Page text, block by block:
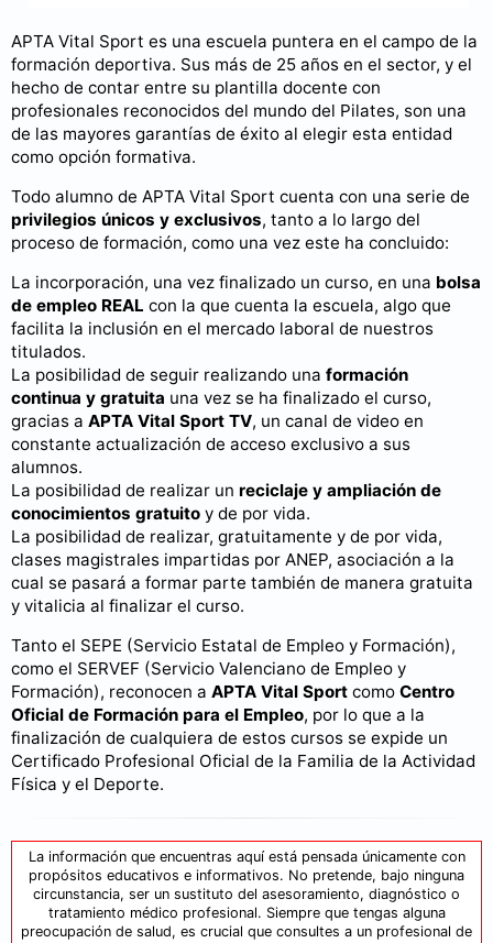
APTA Vital Sport es una escuela puntera en el campo de la
formación deportiva. Sus más de 25 años en el sector, y el
hecho de contar entre su plantilla docente con
profesionales reconocidos del mundo del Pilates, son una
de las mayores garantías de éxito al elegir esta entidad
como opción formativa.
Todo alumno de APTA Vital Sport cuenta con una serie de
privilegios únicos y exclusivos, tanto a lo largo del
proceso de formación, como una vez este ha concluido:
La incorporación, una vez finalizado un curso, en una bolsa
de empleo REAL con la que cuenta la escuela, algo que
facilita la inclusión en el mercado laboral de nuestros
titulados.
La posibilidad de seguir realizando una formación
continua y gratuita una vez se ha finalizado el curso,
gracias a APTA Vital Sport TV, un canal de video en
constante actualización de acceso exclusivo a sus
alumnos.
La posibilidad de realizar un reciclaje y ampliación de
conocimientos gratuito y de por vida.
La posibilidad de realizar, gratuitamente y de por vida,
clases magistrales impartidas por ANEP, asociación a la
cual se pasará a formar parte también de manera gratuita
y vitalicia al finalizar el curso.
Tanto el SEPE (Servicio Estatal de Empleo y Formación),
como el SERVEF (Servicio Valenciano de Empleo y
Formación), reconocen a APTA Vital Sport como Centro
Oficial de Formación para el Empleo, por lo que a la
finalización de cualquiera de estos cursos se expide un
Certificado Profesional Oficial de la Familia de la Actividad
Física y el Deporte.
La información que encuentras aquí está pensada únicamente con
propósitos educativos e informativos. No pretende, bajo ninguna
circunstancia, ser un sustituto del asesoramiento, diagnóstico o
tratamiento médico profesional. Siempre que tengas alguna
preocupación de salud, es crucial que consultes a un profesional de